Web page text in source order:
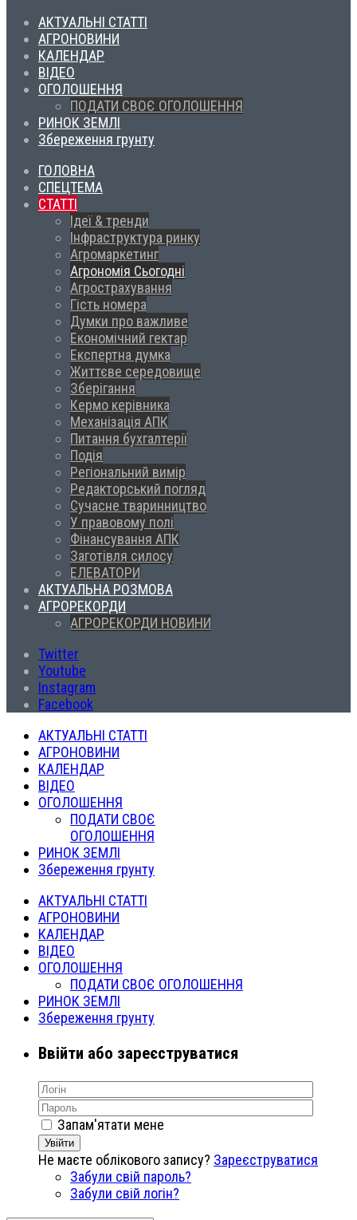
АКТУАЛЬНІ СТАТТІ
АГРОНОВИНИ
КАЛЕНДАР
ВІДЕО
ОГОЛОШЕННЯ
ПОДАТИ СВОЄ ОГОЛОШЕННЯ
РИНОК ЗЕМЛІ
Збереження грунту
ГОЛОВНА
СПЕЦТЕМА
СТАТТІ
Ідеї & тренди
Інфраструктура ринку
Агромаркетинг
Агрономія Сьогодні
Агрострахування
Гість номера
Думки про важливе
Економічний гектар
Експертна думка
Життєве середовище
Зберігання
Кермо керівника
Механізація АПК
Питання бухгалтерії
Подія
Регіональний вимір
Редакторський погляд
Сучасне тваринництво
У правовому полі
Фінансування АПК
Заготівля силосу
ЕЛЕВАТОРИ
АКТУАЛЬНА РОЗМОВА
АГРОРЕКОРДИ
АГРОРЕКОРДИ НОВИНИ
Twitter
Youtube
Instagram
Facebook
АКТУАЛЬНІ СТАТТІ
АГРОНОВИНИ
КАЛЕНДАР
ВІДЕО
ОГОЛОШЕННЯ
ПОДАТИ СВОЄ
ОГОЛОШЕННЯ
РИНОК ЗЕМЛІ
Збереження грунту
АКТУАЛЬНІ СТАТТІ
АГРОНОВИНИ
КАЛЕНДАР
ВІДЕО
ОГОЛОШЕННЯ
ПОДАТИ СВОЄ ОГОЛОШЕННЯ
РИНОК ЗЕМЛІ
Збереження грунту
Ввійти або зареєструватися
Запам'ятати мене
Увійти
Не маєте облікового запису? Зареєструватися
Забули свій пароль?
Забули свій логін?